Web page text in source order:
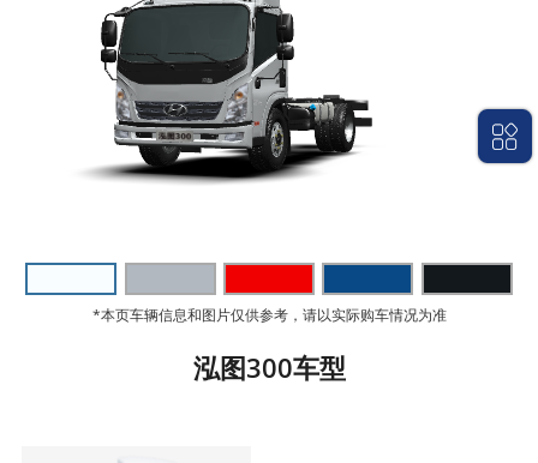
*本页车辆信息和图片仅供参考，请以实际购车情况为准
泓图300车型